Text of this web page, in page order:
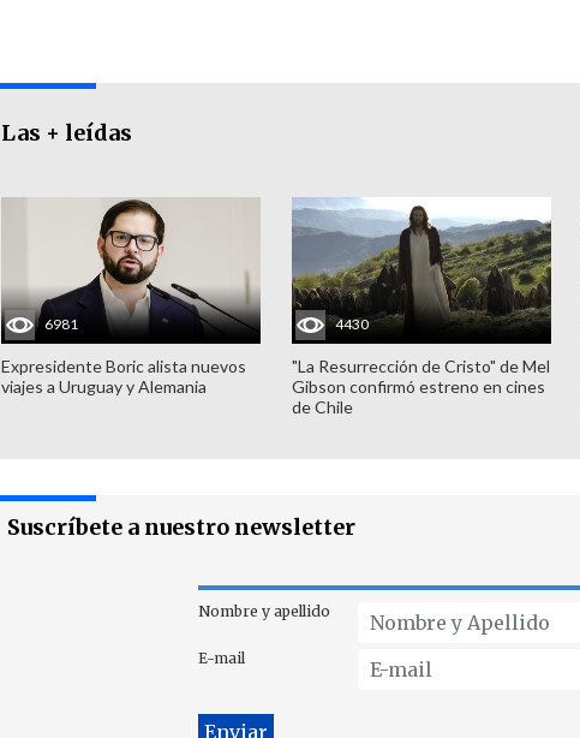
Las + leídas
6981
Expresidente Boric alista nuevos
viajes a Uruguay y Alemania
4430
"La Resurrección de Cristo" de Mel
Gibson confirmó estreno en cines
de Chile
Suscríbete a nuestro newsletter
Nombre y apellido
E-mail